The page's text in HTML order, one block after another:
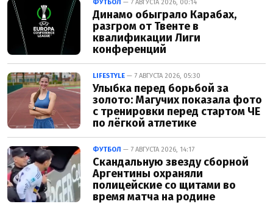
ФУТБОЛ — 7 АВГУСТА 2026, 00:14
Динамо обыграло Карабах,
разгром от Твенте в
квалификации Лиги
конференций
LIFESTYLE — 7 АВГУСТА 2026, 05:30
Улыбка перед борьбой за
золото: Магучих показала фото
с тренировки перед стартом ЧЕ
по лёгкой атлетике
ФУТБОЛ — 7 АВГУСТА 2026, 14:17
Скандальную звезду сборной
Аргентины охраняли
полицейские со щитами во
время матча на родине